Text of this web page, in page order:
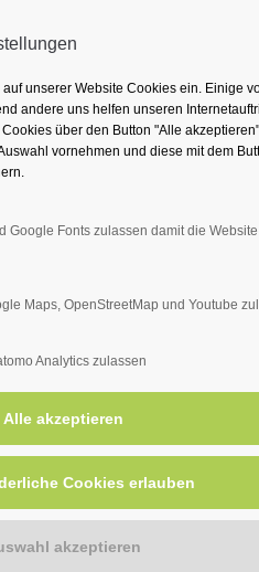
Übernachten Für Ihre
ORT:
auf unserer Website Cookies ein. Einige
andere uns helfen unseren
über den Button "Alle akzeptieren"
vornehmen und diese mit dem
Google Fonts zulassen damit die
Maps, OpenStreetMap und Youtube
Analytics zulassen